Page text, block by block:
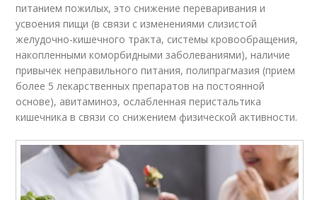
питанием пожилых, это снижение переваривания и
усвоения пищи (в связи с изменениями слизистой
желудочно-кишечного тракта, системы кровообращения,
накопленными коморбидными заболеваниями), наличие
привычек неправильного питания, полипрагмазия (прием
более 5 лекарственных препаратов на постоянной
основе), авитаминоз, ослабленная перистальтика
кишечника в связи со снижением физической активности.